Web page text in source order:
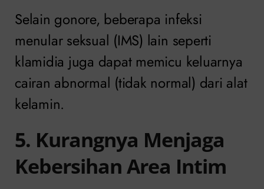
Selain gonore, beberapa infeksi
menular seksual (IMS) lain seperti
klamidia juga dapat memicu keluarnya
cairan abnormal (tidak normal) dari alat
kelamin.
5. Kurangnya Menjaga
Kebersihan Area Intim